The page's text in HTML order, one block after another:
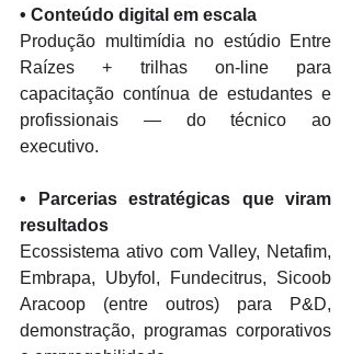
• Conteúdo digital em escala
Produção multimídia no estúdio Entre
Raízes + trilhas on-line para
capacitação contínua de estudantes e
profissionais — do técnico ao
executivo.
•
Parcerias estratégicas que viram
resultados
Ecossistema ativo com Valley, Netafim,
Embrapa, Ubyfol, Fundecitrus, Sicoob
Aracoop (entre outros) para P&D,
demonstração, programas corporativos